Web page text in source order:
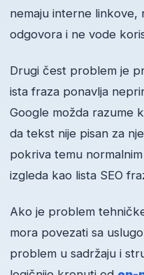
nemaju interne linkove,
odgovora i ne vode
Drugi čest problem je
ista fraza ponavlja
Google možda razume
da tekst nije pisan za
pokriva temu
izgleda kao lista SEO
Ako je problem
mora povezati sa
problem u sadržaju i